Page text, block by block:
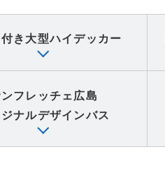
き大型ハイデッカー
フレッチェ広島
ナルデザインバス